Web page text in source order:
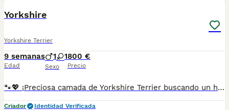
Yorkshire
Yorkshire Terrier
9 semanas
Edad
1 1
Sexo
800 €
Precio
🐾💖 ¡Preciosa camada de Yorkshire Terrier buscando un hogar lleno de cariño! 💖🐾 ✨ Cachorros criados en un ambiente familiar, rodeados de cuidados y atención desde sus primeros días. Son alegres, cariñosos, muy inteligentes y con un carácter encantador. 🏡 Ideales para familias, parejas o personas que desean un compañero pequeño, fiel y lleno de amor. 🩺 Se entregan con los cuidados veterinarios correspondientes según su edad y la documentación que les corresponda. 📸 ¡Pide fotos, vídeos o toda la información que necesites sin compromiso! 📞 687482079 📍 Galicia, Madrid, Valencia, Barcelona, Sevilla, Almería, Pamplona.
Criador
Identidad Verificada